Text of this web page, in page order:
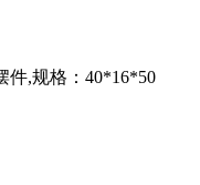
件,规格：40*16*50